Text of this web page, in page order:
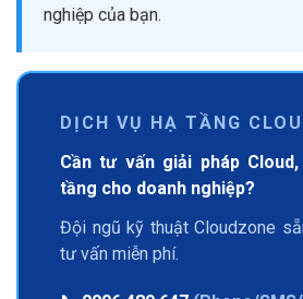
nghiệp của bạn.
DỊCH VỤ HẠ TẦNG
Cần tư vấn giải pháp
tầng cho doanh nghiệp?
Đội ngũ kỹ thuật Cloudzone
tư vấn miễn phí.